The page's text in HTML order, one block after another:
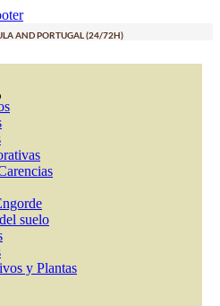
AND PORTUGAL (24/72H)
suelo
y Plantas